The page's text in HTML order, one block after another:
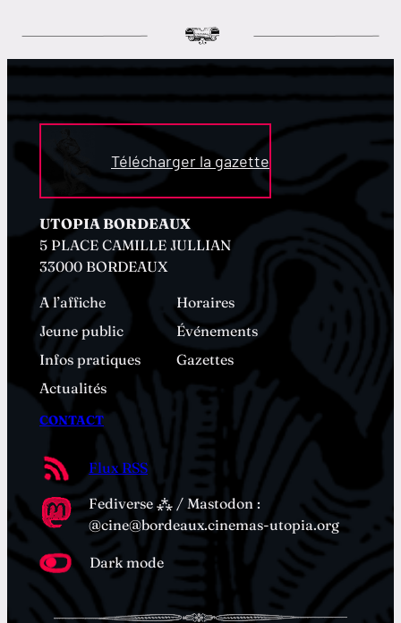
Télécharger la gazette
UTOPIA BORDEAUX
5 PLACE CAMILLE JULLIAN
33000 BORDEAUX
A l’affiche
Horaires
Jeune public
Événements
Infos pratiques
Gazettes
Actualités
CONTACT
Flux RSS
Fediverse ⁂ / Mastodon :
@cine@bordeaux.cinemas-utopia.org
Dark mode